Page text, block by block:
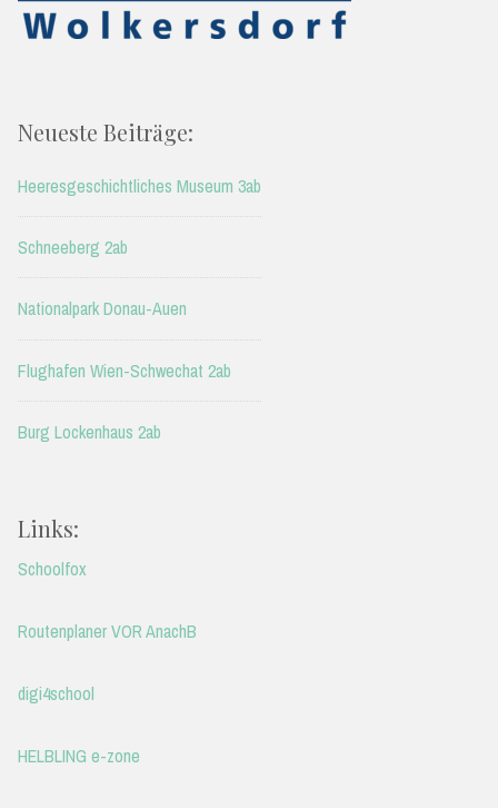
Neueste Beiträge:
Heeresgeschichtliches Museum 3ab
Schneeberg 2ab
Nationalpark Donau-Auen
Flughafen Wien-Schwechat 2ab
Burg Lockenhaus 2ab
Links:
Schoolfox
Routenplaner VOR AnachB
digi4school
HELBLING e-zone